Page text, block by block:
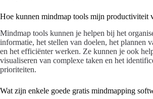
Hoe kunnen mindmap tools mijn productiviteit
Mindmap tools kunnen je helpen bij het
informatie, het stellen van doelen, het plannen
en het efficiënter werken. Ze kunnen je ook
visualiseren van complexe taken en het
prioriteiten.
Wat zijn enkele goede gratis mindmapping